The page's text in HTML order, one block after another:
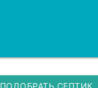
ПОДОБРАТЬ СЕПТИК